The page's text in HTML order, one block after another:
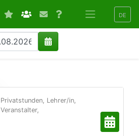
DE
Privatstunden, Lehrer/in,
Veranstalter,